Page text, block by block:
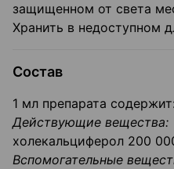
защищенном от света
Хранить в недоступном
Состав
1 мл препарата содержит:
Действующие вещества:
холекальциферол 200
Вспомогательные